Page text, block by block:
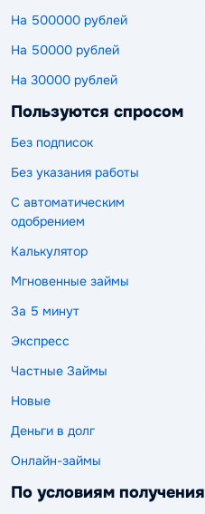
На 500000 рублей
На 50000 рублей
На 30000 рублей
Пользуются спросом
Без подписок
Без указания работы
С автоматическим
одобрением
Калькулятор
Мгновенные займы
За 5 минут
Экспресс
Частные Займы
Новые
Деньги в долг
Онлайн-займы
По условиям получения